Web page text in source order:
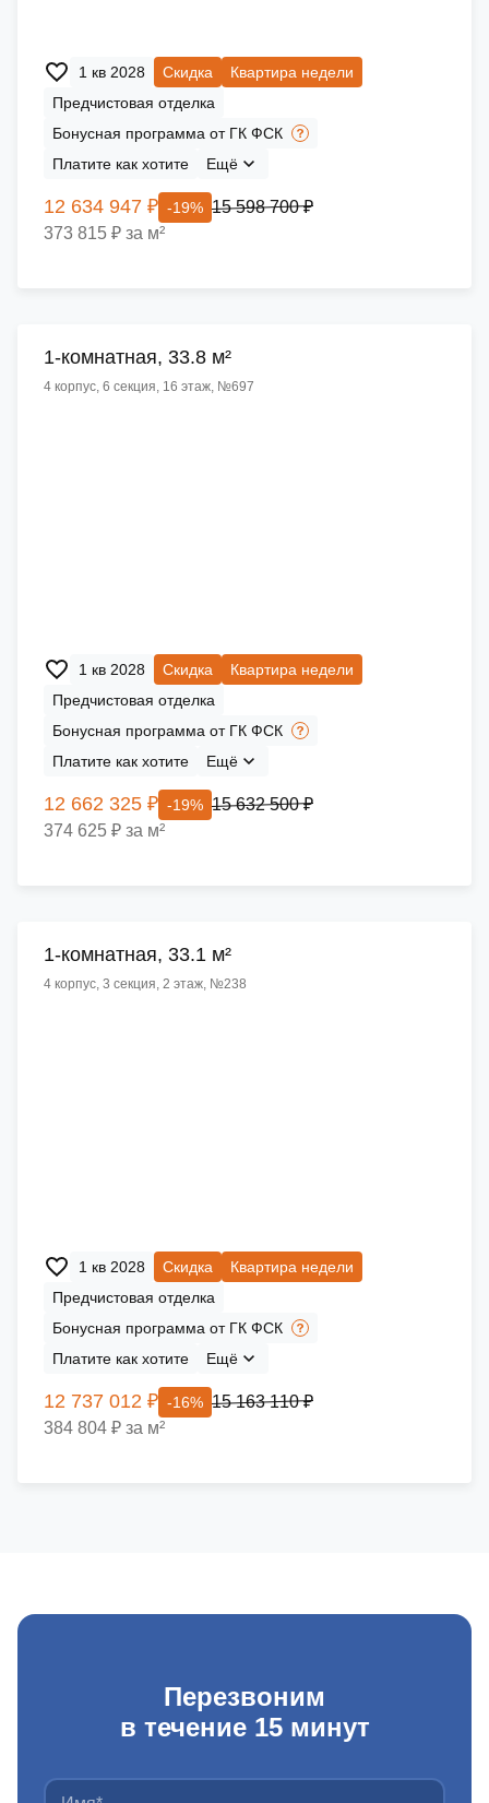
1 кв 2028 Скидка
Квартира недели
Предчистовая отделка
Бонусная программа от ГК ФСК
Платите как хотите
Ещё
12 634 947 ₽ -19% 15 598 700 ₽
373 815 ₽ за м²
1-комнатная, 33.8 м²
4 корпус, 6 секция, 16 этаж, №697
1 кв 2028 Скидка
Квартира недели
Предчистовая отделка
Бонусная программа от ГК ФСК
Платите как хотите
Ещё
12 662 325 ₽ -19% 15 632 500 ₽
374 625 ₽ за м²
1-комнатная, 33.1 м²
4 корпус, 3 секция, 2 этаж, №238
1 кв 2028 Скидка
Квартира недели
Предчистовая отделка
Бонусная программа от ГК ФСК
Платите как хотите
Ещё
12 737 012 ₽ -16% 15 163 110 ₽
384 804 ₽ за м²
Перезвоним
в течение 15 минут